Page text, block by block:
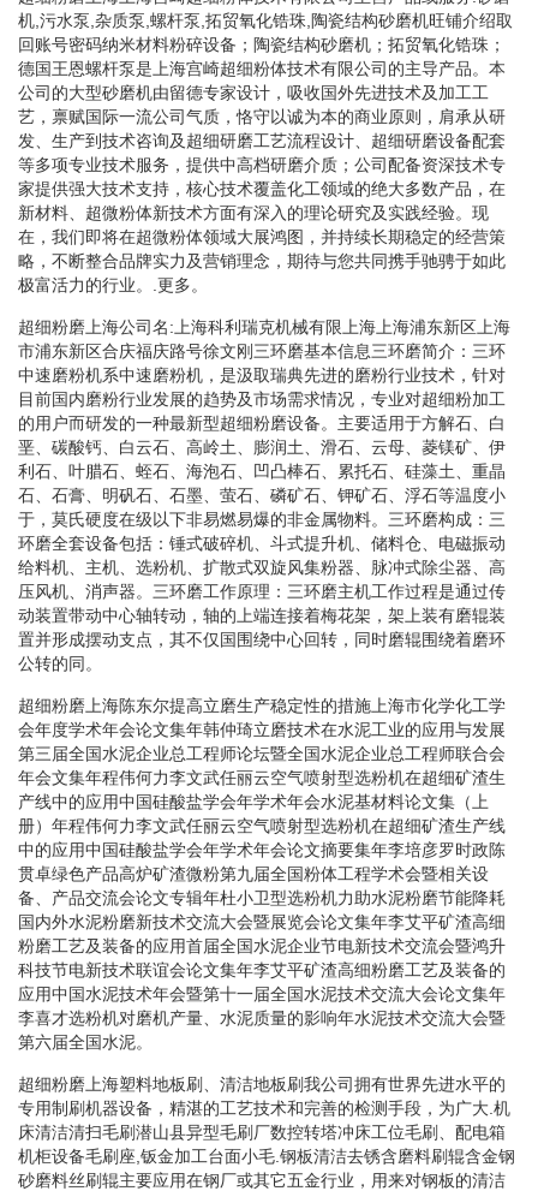
机,污水泵,杂质泵,螺杆泵,拓贸氧化锆珠,陶瓷结构砂磨机旺铺介绍取
回账号密码纳米材料粉碎设备；陶瓷结构砂磨机；拓贸氧化锆珠；
德国王恩螺杆泵是上海宫崎超细粉体技术有限公司的主导产品。本
公司的大型砂磨机由留德专家设计，吸收国外先进技术及加工工
艺，禀赋国际一流公司气质，恪守以诚为本的商业原则，肩承从研
发、生产到技术咨询及超细研磨工艺流程设计、超细研磨设备配套
等多项专业技术服务，提供中高档研磨介质；公司配备资深技术专
家提供强大技术支持，核心技术覆盖化工领域的绝大多数产品，在
新材料、超微粉体新技术方面有深入的理论研究及实践经验。现
在，我们即将在超微粉体领域大展鸿图，并持续长期稳定的经营策
略，不断整合品牌实力及营销理念，期待与您共同携手驰骋于如此
极富活力的行业。.更多。
超细粉磨上海公司名:上海科利瑞克机械有限上海上海浦东新区上海
市浦东新区合庆福庆路号徐文刚三环磨基本信息三环磨简介：三环
中速磨粉机系中速磨粉机，是汲取瑞典先进的磨粉行业技术，针对
目前国内磨粉行业发展的趋势及市场需求情况，专业对超细粉加工
的用户而研发的一种最新型超细粉磨设备。主要适用于方解石、白
垩、碳酸钙、白云石、高岭土、膨润土、滑石、云母、菱镁矿、伊
利石、叶腊石、蛭石、海泡石、凹凸棒石、累托石、硅藻土、重晶
石、石膏、明矾石、石墨、萤石、磷矿石、钾矿石、浮石等温度小
于，莫氏硬度在级以下非易燃易爆的非金属物料。三环磨构成：三
环磨全套设备包括：锤式破碎机、斗式提升机、储料仓、电磁振动
给料机、主机、选粉机、扩散式双旋风集粉器、脉冲式除尘器、高
压风机、消声器。三环磨工作原理：三环磨主机工作过程是通过传
动装置带动中心轴转动，轴的上端连接着梅花架，架上装有磨辊装
置并形成摆动支点，其不仅国围绕中心回转，同时磨辊围绕着磨环
公转的同。
超细粉磨上海陈东尔提高立磨生产稳定性的措施上海市化学化工学
会年度学术年会论文集年韩仲琦立磨技术在水泥工业的应用与发展
第三届全国水泥企业总工程师论坛暨全国水泥企业总工程师联合会
年会文集年程伟何力李文武任丽云空气喷射型选粉机在超细矿渣生
产线中的应用中国硅酸盐学会年学术年会水泥基材料论文集（上
册）年程伟何力李文武任丽云空气喷射型选粉机在超细矿渣生产线
中的应用中国硅酸盐学会年学术年会论文摘要集年李培彦罗时政陈
贯卓绿色产品高炉矿渣微粉第九届全国粉体工程学术会暨相关设
备、产品交流会论文专辑年杜小卫型选粉机力助水泥粉磨节能降耗
国内外水泥粉磨新技术交流大会暨展览会论文集年李艾平矿渣高细
粉磨工艺及装备的应用首届全国水泥企业节电新技术交流会暨鸿升
科技节电新技术联谊会论文集年李艾平矿渣高细粉磨工艺及装备的
应用中国水泥技术年会暨第十一届全国水泥技术交流大会论文集年
李喜才选粉机对磨机产量、水泥质量的影响年水泥技术交流大会暨
第六届全国水泥。
超细粉磨上海塑料地板刷、清洁地板刷我公司拥有世界先进水平的
专用制刷机器设备，精湛的工艺技术和完善的检测手段，为广大.机
床清洁清扫毛刷潜山县异型毛刷厂数控转塔冲床工位毛刷、配电箱
机柜设备毛刷座,钣金加工台面小毛.钢板清洁去锈含磨料刷辊含金钢
砂磨料丝刷辊主要应用在钢厂或其它五金行业，用来对钢板的清洁